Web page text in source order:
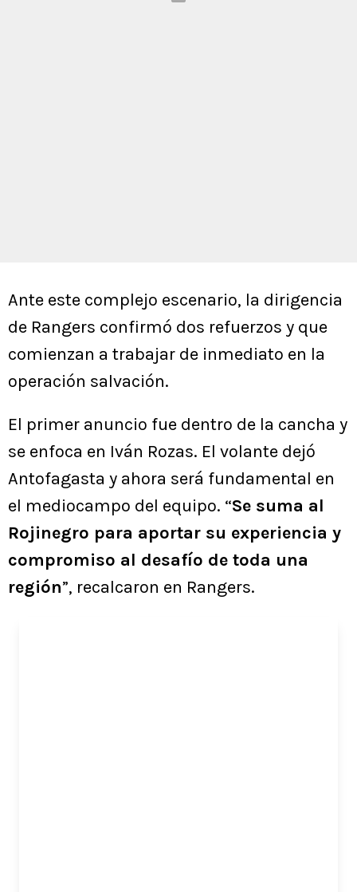
Ante este complejo escenario, la dirigencia
de Rangers confirmó dos refuerzos y que
comienzan a trabajar de inmediato en la
operación salvación.
El primer anuncio fue dentro de la cancha y
se enfoca en Iván Rozas. El volante dejó
Antofagasta y ahora será fundamental en
el mediocampo del equipo. “Se suma al
Rojinegro para aportar su experiencia y
compromiso al desafío de toda una
región”, recalcaron en Rangers.